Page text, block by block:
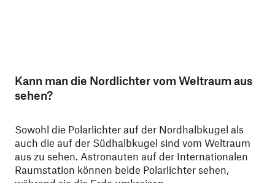
Kann man die Nordlichter vom Weltraum aus
sehen?
Sowohl die Polarlichter auf der Nordhalbkugel als
auch die auf der Südhalbkugel sind vom Weltraum
aus zu sehen. Astronauten auf der Internationalen
Raumstation können beide Polarlichter sehen,